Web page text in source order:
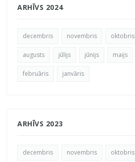
ARHĪVS 2024
decembris novembris oktobris
augusts jūlijs jūnijs maijs
februāris janvāris
ARHĪVS 2023
decembris novembris oktobris